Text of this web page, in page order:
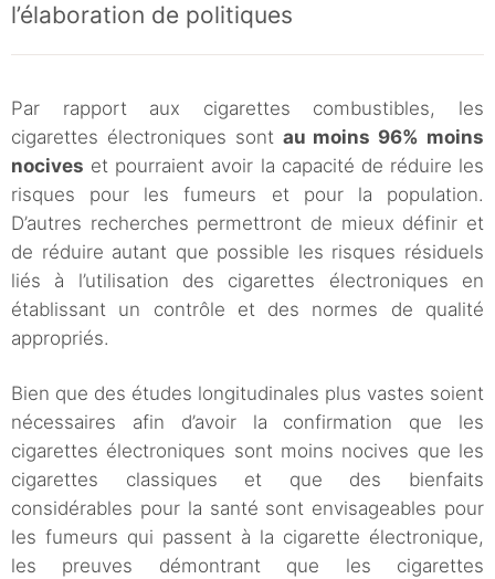
l’élaboration de politiques
Par rapport aux cigarettes combustibles, les
cigarettes électroniques sont au moins 96% moins
nocives et pourraient avoir la capacité de réduire les
risques pour les fumeurs et pour la population.
D’autres recherches permettront de mieux définir et
de réduire autant que possible les risques résiduels
liés à l’utilisation des cigarettes électroniques en
établissant un contrôle et des normes de qualité
appropriés.
Bien que des études longitudinales plus vastes soient
nécessaires afin d’avoir la confirmation que les
cigarettes électroniques sont moins nocives que les
cigarettes classiques et que des bienfaits
considérables pour la santé sont envisageables pour
les fumeurs qui passent à la cigarette électronique,
les preuves démontrant que les cigarettes